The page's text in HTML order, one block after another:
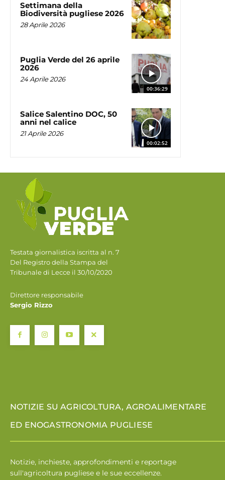
Settimana della
Biodiversità pugliese 2026
28 Aprile 2026
00:36:29
Puglia Verde del 26 aprile
2026
24 Aprile 2026
00:02:52
Salice Salentino DOC, 50
anni nel calice
21 Aprile 2026
Testata giornalistica iscritta al n. 7
Del Registro della Stampa del
Tribunale di Lecce il 30/10/2020
Direttore responsabile
Sergio Rizzo
NOTIZIE SU AGRICOLTURA, AGROALIMENTARE
ED ENOGASTRONOMIA PUGLIESE
Notizie, inchieste, approfondimenti e reportage
sull'agricoltura pugliese e le sue eccellenze.